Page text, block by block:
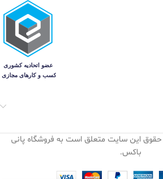
1399 . تمامی حقوق این سایت متعلق است به فروشگاه پانی
باکس.